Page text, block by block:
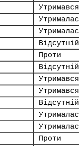
Утримався
Відсутній
Проти
Відсутній
Утримався
Утримався
Відсутній
Проти